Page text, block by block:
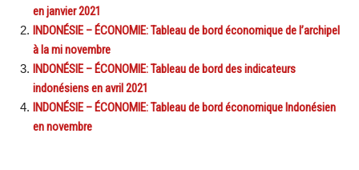
en janvier 2021
INDONÉSIE – ÉCONOMIE: Tableau de bord économique de l’archipel
à la mi novembre
INDONÉSIE – ÉCONOMIE: Tableau de bord des indicateurs
indonésiens en avril 2021
INDONÉSIE – ÉCONOMIE: Tableau de bord économique Indonésien
en novembre